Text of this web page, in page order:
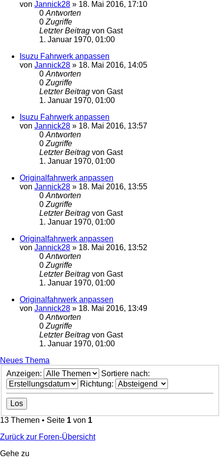
von Jannick28 » 18. Mai 2016, 17:10
0 Antworten
0 Zugriffe
Letzter Beitrag von Gast
1. Januar 1970, 01:00
Isuzu Fahrwerk anpassen
von Jannick28 » 18. Mai 2016, 14:05
0 Antworten
0 Zugriffe
Letzter Beitrag von Gast
1. Januar 1970, 01:00
Isuzu Fahrwerk anpassen
von Jannick28 » 18. Mai 2016, 13:57
0 Antworten
0 Zugriffe
Letzter Beitrag von Gast
1. Januar 1970, 01:00
Originalfahrwerk anpassen
von Jannick28 » 18. Mai 2016, 13:55
0 Antworten
0 Zugriffe
Letzter Beitrag von Gast
1. Januar 1970, 01:00
Originalfahrwerk anpassen
von Jannick28 » 18. Mai 2016, 13:52
0 Antworten
0 Zugriffe
Letzter Beitrag von Gast
1. Januar 1970, 01:00
Originalfahrwerk anpassen
von Jannick28 » 18. Mai 2016, 13:49
0 Antworten
0 Zugriffe
Letzter Beitrag von Gast
1. Januar 1970, 01:00
Neues Thema
Anzeigen:
Sortiere nach:
Richtung:
13 Themen • Seite 1 von 1
Zurück zur Foren-Übersicht
Gehe zu